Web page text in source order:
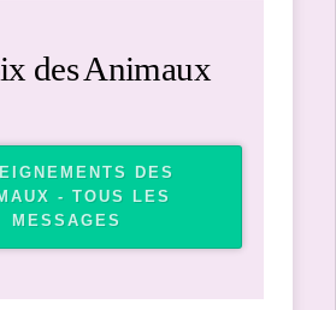
des Animaux
DES
- TOUS LES
MESSAGES